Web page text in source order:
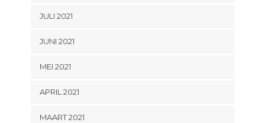
JULI 2021
JUNI 2021
MEI 2021
APRIL 2021
MAART 2021